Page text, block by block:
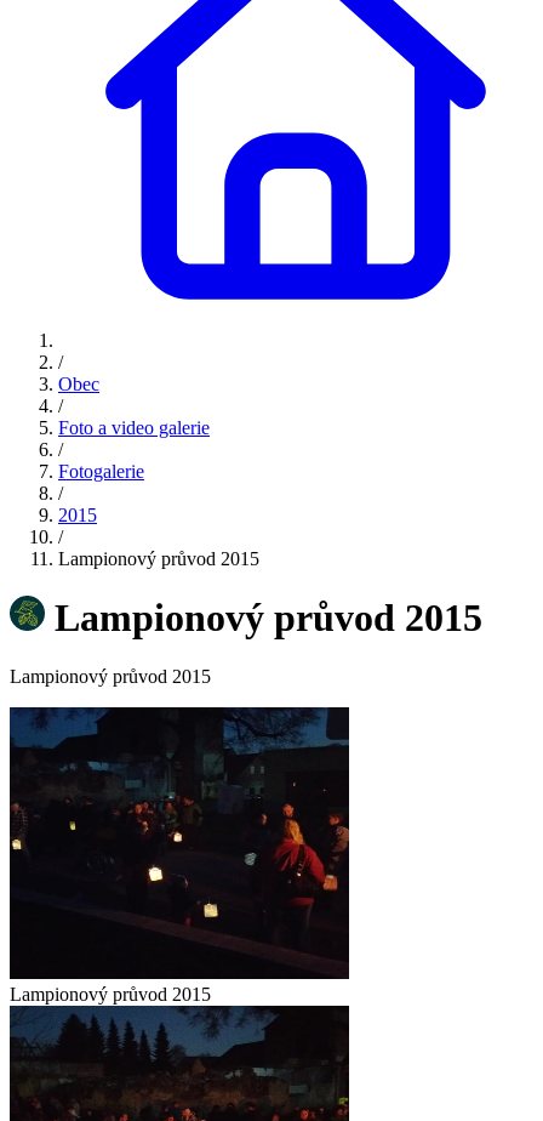
/
Obec
/
Foto a video galerie
/
Fotogalerie
/
2015
/
Lampionový průvod 2015
Lampionový průvod 2015
Lampionový průvod 2015
Lampionový průvod 2015